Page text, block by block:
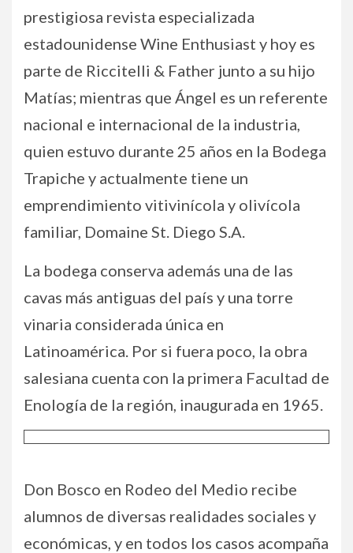
prestigiosa revista especializada
estadounidense Wine Enthusiast y hoy es
parte de Riccitelli & Father junto a su hijo
Matías; mientras que Ángel es un referente
nacional e internacional de la industria,
quien estuvo durante 25 años en la Bodega
Trapiche y actualmente tiene un
emprendimiento vitivinícola y olivícola
familiar, Domaine St. Diego S.A.
La bodega conserva además una de las
cavas más antiguas del país y una torre
vinaria considerada única en
Latinoamérica. Por si fuera poco, la obra
salesiana cuenta con la primera Facultad de
Enología de la región, inaugurada en 1965.
Don Bosco en Rodeo del Medio recibe
alumnos de diversas realidades sociales y
económicas, y en todos los casos acompaña